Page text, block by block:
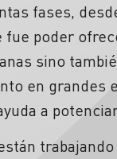
fases,
poder
sino
en grandes
a